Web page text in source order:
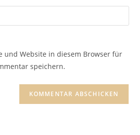
und Website in diesem Browser für
speichern.